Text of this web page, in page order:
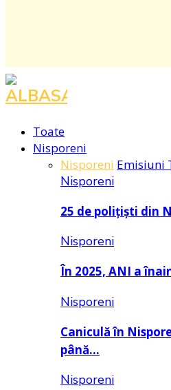
Facebook
Instagram
Youtube
Toate
Nisporeni
Nisporeni Emisiuni
Nisporeni
25 de polițiști din
Nisporeni
În 2025, ANI a
Nisporeni
Caniculă în
până…
Nisporeni